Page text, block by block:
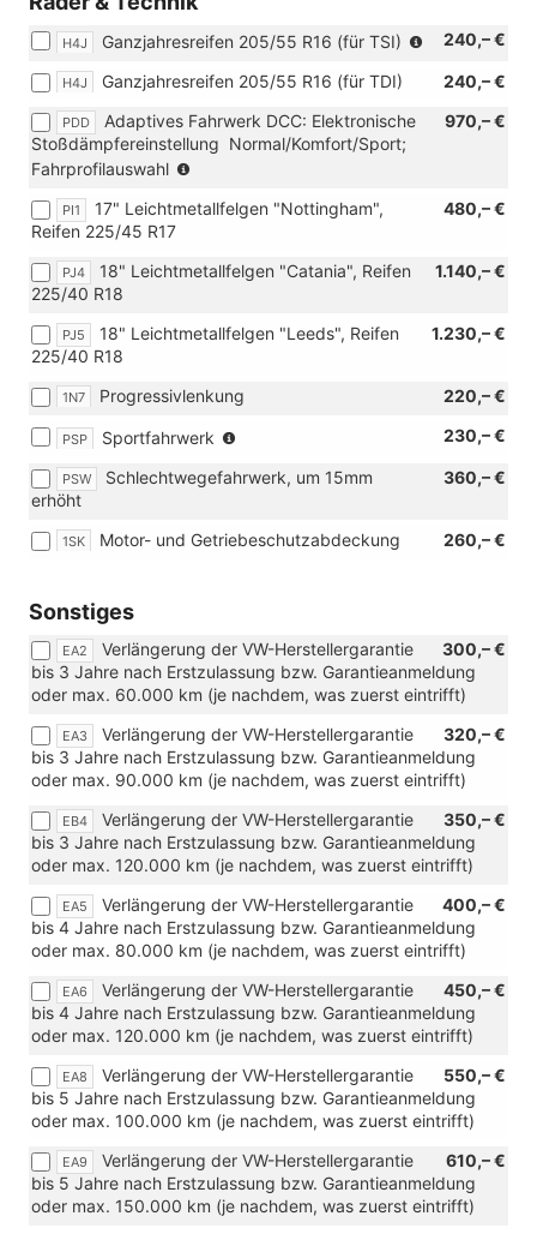
Angebotspaket
H4J 240,– €
Ganzjahresreifen 205/55 R16 (für TSI)
(nur
Verbindung
[PI0]
Norfolk)
H4J 240,– €
Ganzjahresreifen 205/55 R16 (für TDI)
PDD 970,– €
Adaptives Fahrwerk DCC: Elektronische
Stoßdämpfereinstellung  Normal/Komfort/Sport;
Fahrprofilauswahl
Verbindung
KW
oder
oder
PI1 480,– €
17" Leichtmetallfelgen "Nottingham",
Reifen 225/45 R17
PJ4 1.140,– €
18" Leichtmetallfelgen "Catania", Reifen
225/40 R18
PJ5 1.230,– €
18" Leichtmetallfelgen "Leeds", Reifen
225/40 R18
1N7 220,– €
Progressivlenkung
PSP 230,– €
Sportfahrwerk
2.0
kW)
PSW 360,– €
Schlechtwegefahrwerk, um 15mm
erhöht
1SK 260,– €
Motor- und Getriebeschutzabdeckung
Sonstiges
EA2 300,– €
Verlängerung der VW-Herstellergarantie
bis 3 Jahre nach Erstzulassung bzw. Garantieanmeldung
oder max. 60.000 km (je nachdem, was zuerst eintrifft)
EA3 320,– €
Verlängerung der VW-Herstellergarantie
bis 3 Jahre nach Erstzulassung bzw. Garantieanmeldung
oder max. 90.000 km (je nachdem, was zuerst eintrifft)
EB4 350,– €
Verlängerung der VW-Herstellergarantie
bis 3 Jahre nach Erstzulassung bzw. Garantieanmeldung
oder max. 120.000 km (je nachdem, was zuerst eintrifft)
EA5 400,– €
Verlängerung der VW-Herstellergarantie
bis 4 Jahre nach Erstzulassung bzw. Garantieanmeldung
oder max. 80.000 km (je nachdem, was zuerst eintrifft)
EA6 450,– €
Verlängerung der VW-Herstellergarantie
bis 4 Jahre nach Erstzulassung bzw. Garantieanmeldung
oder max. 120.000 km (je nachdem, was zuerst eintrifft)
EA8 550,– €
Verlängerung der VW-Herstellergarantie
bis 5 Jahre nach Erstzulassung bzw. Garantieanmeldung
oder max. 100.000 km (je nachdem, was zuerst eintrifft)
EA9 610,– €
Verlängerung der VW-Herstellergarantie
bis 5 Jahre nach Erstzulassung bzw. Garantieanmeldung
oder max. 150.000 km (je nachdem, was zuerst eintrifft)